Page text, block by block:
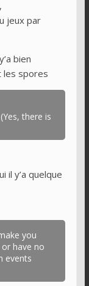
jeux par
bien
les spores
there is
il y’a quelque
you
have no
events